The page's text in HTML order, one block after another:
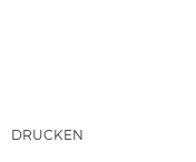
DRUCKEN